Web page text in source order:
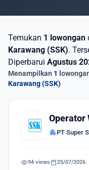
Temukan 1 lowongan
Karawang (SSK).
Diperbarui Agustus
Menampilkan 1
Karawang (SSK)
Operator
apartmentPT Super
visibility94 views calendar_today25/07/2026